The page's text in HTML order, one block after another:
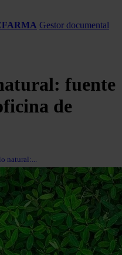
Gestor documental
fuente
de
natural:...